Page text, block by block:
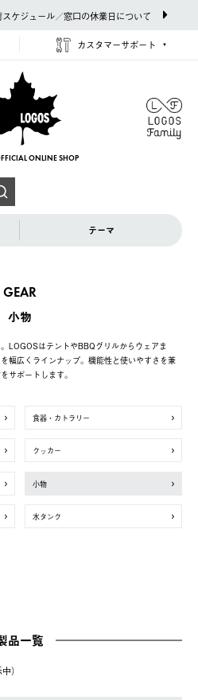
ケジュール／窓口の休業日について
カスタマーサポート
ONLINE SHOP
テーマ
GEAR
小物
LOGOSはテントやBBQグリルからウェアま
幅広くラインナップ。機能性と使いやすさを兼
サポートします。
食器・カトラリー
クッカー
小物
水タンク
品一覧
）